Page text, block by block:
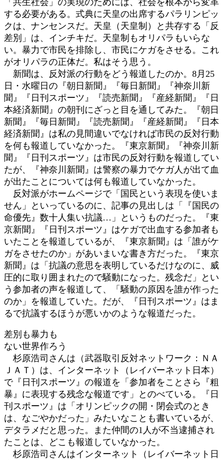
する必要がある。式典に天皇の出席するパラリンピッ
クは、ナンセンスだ。天皇（天皇制）と共存する「反
差別」は、インチキだ。天皇制もオリパラもいらな
い。暴力で市民を排除し、市民にケガをさせる。これ
がオリパラの正体だ。私はそう思う。
新聞は、反対派の行動をどう報道したのか。8月25
日・水曜日の『朝日新聞』『毎日新聞』『神奈川新
聞』『日刊スポーツ』『読売新聞』『産経新聞』『日
本経済新聞』の朝刊にざっと目を通してみた。『朝日
新聞』『毎日新聞』『読売新聞』『産経新聞』『日本
経済新聞』は私の見間違いでなければ市民の反対行動
を何も報道していなかった。『東京新聞』『神奈川新
聞』『日刊スポーツ』は市民の反対行動を報道してい
たが、『神奈川新聞』は警察の暴力でケガ人が出て血
が出たことについては何も報道していなかった。
反対派がホームページで「国民という表現を使いま
せん」といっているのに、記事の見出しは「『国民の
命優先』数十人集い抗議…」というものだった。『東
京新聞』『日刊スポーツ』はケガで出血する参加者も
いたことを報道しているが、『東京新聞』は「誰がケ
ガをさせたのか」があいまいな書き方だった。『東京
新聞』は「抗議の意思を表明しているだけなのに、威
圧的に取り囲まれたので騒動になった。残念だ」とい
う参加者の声を報道して、「騒動の原因を誰が作った
のか」を報道していた。だが、『日刊スポーツ』はま
るで抗議するほうが悪いかのような報道だった。
差別も暴力も
ない世界作ろう
杉原浩司さんは（武器取引反対ネットワーク：ＮＡ
ＪＡＴ）は、インターネット（レイバーネット日本）
で『日刊スポーツ』の報道を「参加者をことさら『粗
暴』に表現する残念な報道です」とのべている。『日
刊スポーツ』は「オリンピックの開・閉会式のとき
は、なごやかだった」みたいなことも書いているが、
デタラメだと思った。また仲間の1人が不当逮捕され
たことは、どこも報道していなかった。
杉原浩司さんはインターネット（レイバーネット日